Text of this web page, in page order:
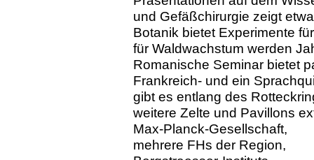
und Gefäßchirurgie zeigt
Botanik bietet Experimente
für Waldwachstum werden
Romanische Seminar bietet
Frankreich- und ein
gibt es entlang des
weitere Zelte und Pavillons
Max-Planck-Gesellschaft,
mehrere FHs der Region,